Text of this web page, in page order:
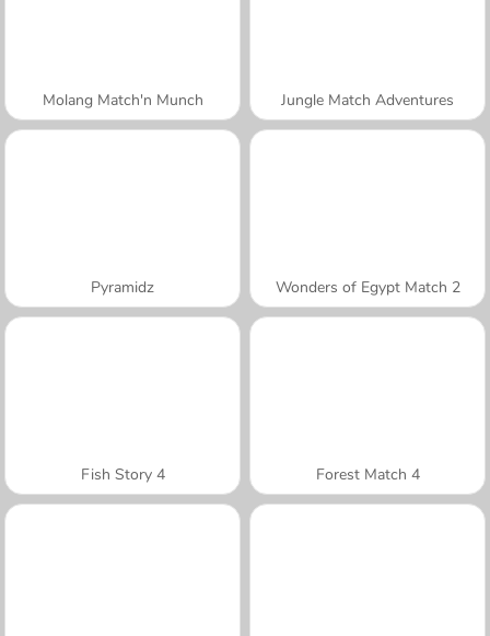
Molang Match'n Munch Jungle Match Adventures
Pyramidz Wonders of Egypt Match 2
Fish Story 4 Forest Match 4